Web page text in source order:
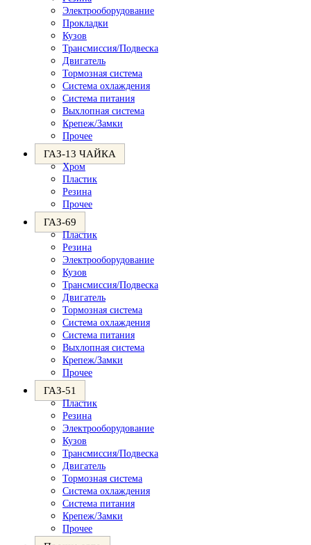
Электрооборудование
Прокладки
Кузов
Трансмиссия/Подвеска
Двигатель
Тормозная система
Система охлаждения
Система питания
Выхлопная система
Крепеж/Замки
Прочее
ГАЗ-13 ЧАЙКА
Хром
Пластик
Резина
Прочее
ГАЗ-69
Пластик
Резина
Электрооборудование
Кузов
Трансмиссия/Подвеска
Двигатель
Тормозная система
Система охлаждения
Система питания
Выхлопная система
Крепеж/Замки
Прочее
ГАЗ-51
Пластик
Резина
Электрооборудование
Кузов
Трансмиссия/Подвеска
Двигатель
Тормозная система
Система охлаждения
Система питания
Крепеж/Замки
Прочее